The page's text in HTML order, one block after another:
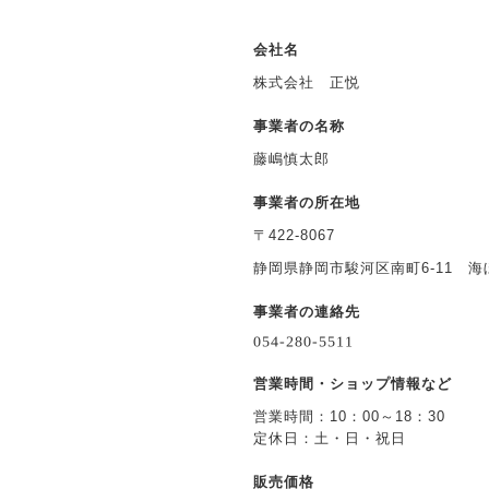
会社名
株式会社 正悦
事業者の名称
藤嶋慎太郎
事業者の所在地
〒422-8067
静岡県静岡市駿河区南町6-11 海
事業者の連絡先
営業時間・ショップ情報など
営業時間：10：00～18：30
定休日：土・日・祝日
販売価格